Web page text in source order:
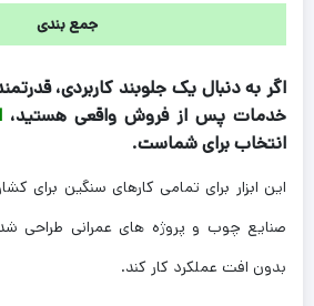
جمع بندی
اگر به دنبال یک جلوبند کاربردی،
خدمات پس از فروش واقعی هستید،
انتخاب برای شماست.
این ابزار برای تمامی کارهای سنگین برای
صنایع چوب و پروژه های عمرانی طراحی
بدون افت عملکرد کار کند.